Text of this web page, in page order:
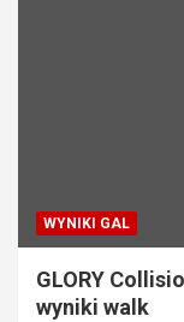
WYNIKI GAL
GLORY
wyniki walk